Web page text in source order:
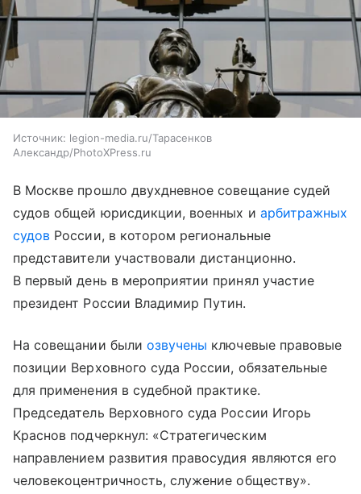
Источник: legion-media.ru/Тарасенков
Александр/PhotoXPress.ru
В Москве прошло двухдневное совещание судей
судов общей юрисдикции, военных и арбитражных
судов России, в котором региональные
представители участвовали дистанционно.
В первый день в мероприятии принял участие
президент России Владимир Путин.
На совещании были озвучены ключевые правовые
позиции Верховного суда России, обязательные
для применения в судебной практике.
Председатель Верховного суда России Игорь
Краснов подчеркнул: «Стратегическим
направлением развития правосудия являются его
человекоцентричность, служение обществу».